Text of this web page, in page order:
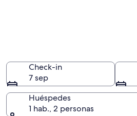
Check-in
7 sep
Huéspedes
1 hab., 2 personas